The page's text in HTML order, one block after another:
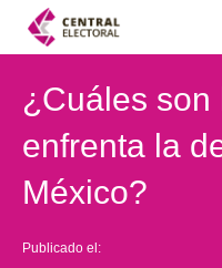
¿Cuáles son
enfrenta la
México?
Publicado el: